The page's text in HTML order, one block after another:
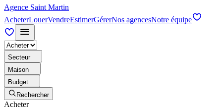
Agence Saint Martin
AcheterLouerVendreEstimerGérerNos agencesNotre équipe
Secteur
Maison
Budget
Rechercher
Acheter